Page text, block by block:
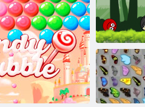
VEX 3
Foxi
Palli
seiklus:
põrgapall